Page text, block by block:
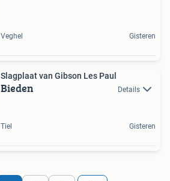
Veghel Gisteren
Slagplaat van Gibson Les Paul
Bieden Details
Tiel Gisteren